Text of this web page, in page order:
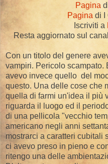
Pagina
Pagina di I
Iscriviti a
Resta aggiornato sul
Con un titolo del genere
vampiri. Pericolo scampato.
avevo invece quello del
questo. Una delle cose che
quella di farmi un'idea il più
riguarda il luogo ed il
di una pellicola "vecchio
americano negli anni
mostrarci a caratteri cubitali
ci avevo preso in pieno e
ritengo una delle